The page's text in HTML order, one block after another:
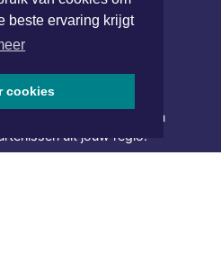
beste ervaring krijgt
cookies
en krijg wekelijks een
uit jouw regio.